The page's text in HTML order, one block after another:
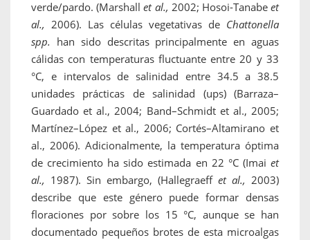
verde/pardo. (Marshallet al., 2002; Hosoi-Tanabeet
al., 2006). Las células vegetativas de Chattonella
spp. han sido descritas principalmente en aguas
cálidas con temperaturas fluctuante entre 20 y 33
°C, e intervalos de salinidad entre 34.5 a 38.5
unidades prácticas de salinidad (ups) (Barraza–
Guardado et al., 2004; Band–Schmidt et al., 2005;
Martínez–López et al., 2006; Cortés–Altamirano et
al., 2006). Adicionalmente, la temperatura óptima
de crecimiento ha sido estimada en 22 °C (Imai et
al., 1987). Sin embargo, (Hallegraeff et al., 2003)
describe que este género puede formar densas
floraciones por sobre los 15 °C, aunque se han
documentado pequeños brotes de esta microalgas